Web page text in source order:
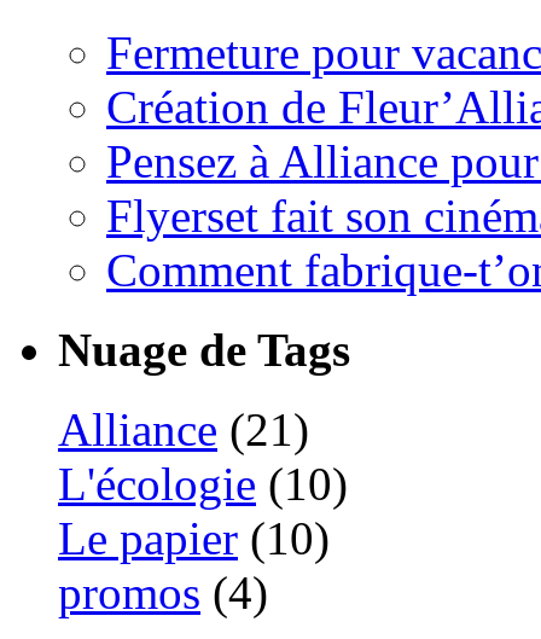
Fermeture pour
Création de
Pensez à Alliance
Flyerset fait son
Comment fabrique-
Nuage de Tags
Alliance (21)
L'écologie (10)
Le papier (10)
promos (4)